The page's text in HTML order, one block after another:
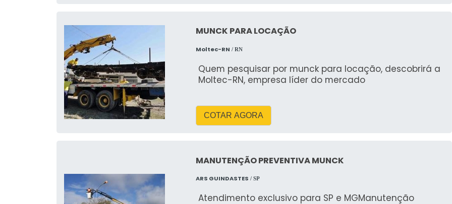
MUNCK PARA LOCAÇÃO
Moltec-RN / RN
Quem pesquisar por munck para locação, descobrirá a
Moltec-RN, empresa líder do mercado
COTAR AGORA
MANUTENÇÃO PREVENTIVA MUNCK
ARS GUINDASTES / SP
Atendimento exclusivo para SP e MGManutenção